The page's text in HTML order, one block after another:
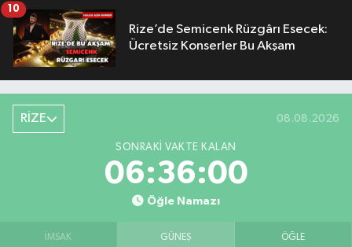
Rize’de Semicenk Rüzgârı Esecek:
Ücretsiz Konserler Bu Akşam
10
RİZE 08.08.2026
SONRAKI VAKTE KALAN
06:35:59
Öğle Namazı
İMSAK GÜNEŞ ÖĞLE